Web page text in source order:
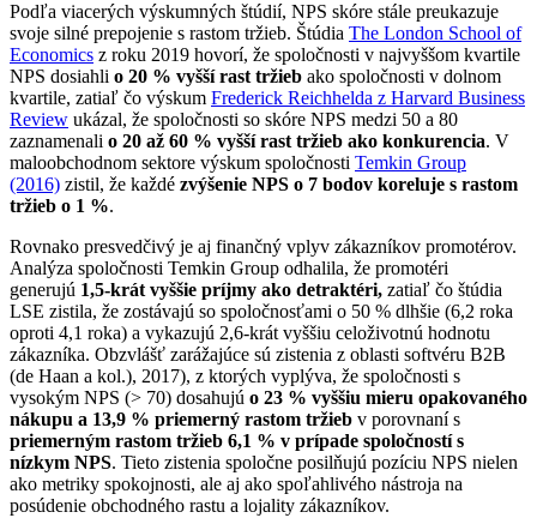
Podľa viacerých výskumných štúdií, NPS skóre stále preukazuje
svoje silné prepojenie s rastom tržieb. Štúdia The London School of
Economics z roku 2019 hovorí, že spoločnosti v najvyššom kvartile
NPS dosiahli o 20 % vyšší rast tržieb ako spoločnosti v dolnom
kvartile, zatiaľ čo výskum Frederick Reichhelda z Harvard Business
Review ukázal, že spoločnosti so skóre NPS medzi 50 a 80
zaznamenali o 20 až 60 % vyšší rast tržieb ako konkurencia. V
maloobchodnom sektore výskum spoločnosti Temkin Group
(2016) zistil, že každé zvýšenie NPS o 7 bodov koreluje s rastom
tržieb o 1 %.
Rovnako presvedčivý je aj finančný vplyv zákazníkov promotérov.
Analýza spoločnosti Temkin Group odhalila, že promotéri
generujú 1,5-krát vyššie príjmy ako detraktéri, zatiaľ čo štúdia
LSE zistila, že zostávajú so spoločnosťami o 50 % dlhšie (6,2 roka
oproti 4,1 roka) a vykazujú 2,6-krát vyššiu celoživotnú hodnotu
zákazníka. Obzvlášť zarážajúce sú zistenia z oblasti softvéru B2B
(de Haan a kol.), 2017), z ktorých vyplýva, že spoločnosti s
vysokým NPS (> 70) dosahujú o 23 % vyššiu mieru opakovaného
nákupu a 13,9 % priemerný rastom tržieb v porovnaní s
priemerným rastom tržieb 6,1 % v prípade spoločností s
nízkym NPS. Tieto zistenia spoločne posilňujú pozíciu NPS nielen
ako metriky spokojnosti, ale aj ako spoľahlivého nástroja na
posúdenie obchodného rastu a lojality zákazníkov.